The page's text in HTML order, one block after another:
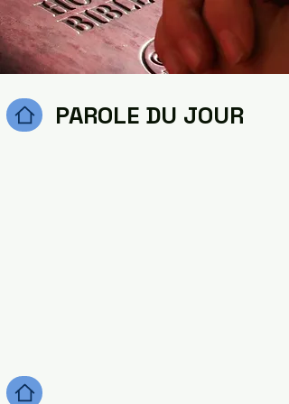
PAROLE DU JOUR